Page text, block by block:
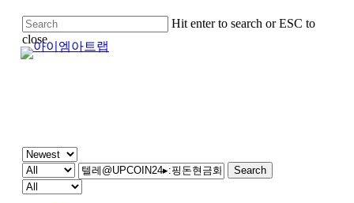
main
content
Hit enter to search or ESC to
close
Close
Search